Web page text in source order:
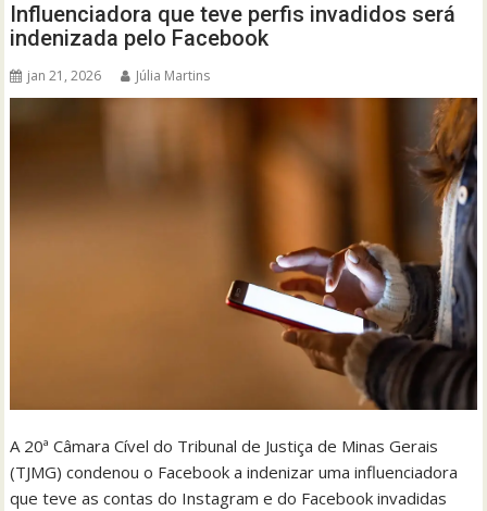
Influenciadora que teve perfis invadidos será
indenizada pelo Facebook
jan 21, 2026 Júlia Martins
A 20ª Câmara Cível do Tribunal de Justiça de Minas Gerais
(TJMG) condenou o Facebook a indenizar uma influenciadora
que teve as contas do Instagram e do Facebook invadidas